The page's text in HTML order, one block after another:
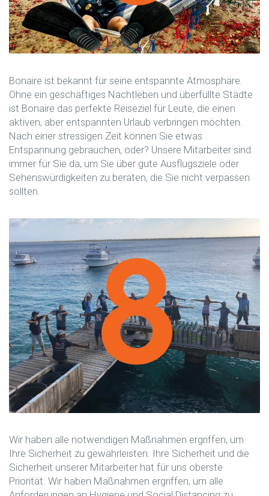
Bonaire ist bekannt für seine entspannte Atmosphäre.
Ohne ein geschäftiges Nachtleben und überfüllte Städte
ist Bonaire das perfekte Reiseziel für Leute, die einen
aktiven, aber entspannten Urlaub verbringen möchten.
Nach einer stressigen Zeit können Sie etwas
Entspannung gebrauchen, oder? Unsere Mitarbeiter sind
immer für Sie da, um Sie über gute Ausflugsziele oder
Sehenswürdigkeiten zu beraten, die Sie nicht verpassen
sollten.
Wir haben alle notwendigen Maßnahmen ergriffen, um
Ihre Sicherheit zu gewährleisten. Ihre Sicherheit und die
Sicherheit unserer Mitarbeiter hat für uns oberste
Priorität. Wir haben Maßnahmen ergriffen, um alle